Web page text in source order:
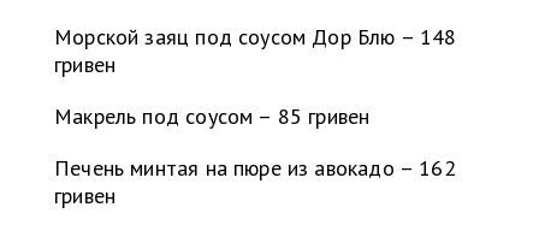
Морской заяц под соусом Дор Блю – 148
гривен
Макрель под соусом – 85 гривен
Печень минтая на пюре из авокадо – 162
гривен